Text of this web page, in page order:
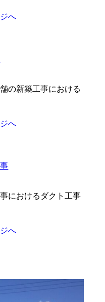
へ
の新築工事における
へ
におけるダクト工事
へ